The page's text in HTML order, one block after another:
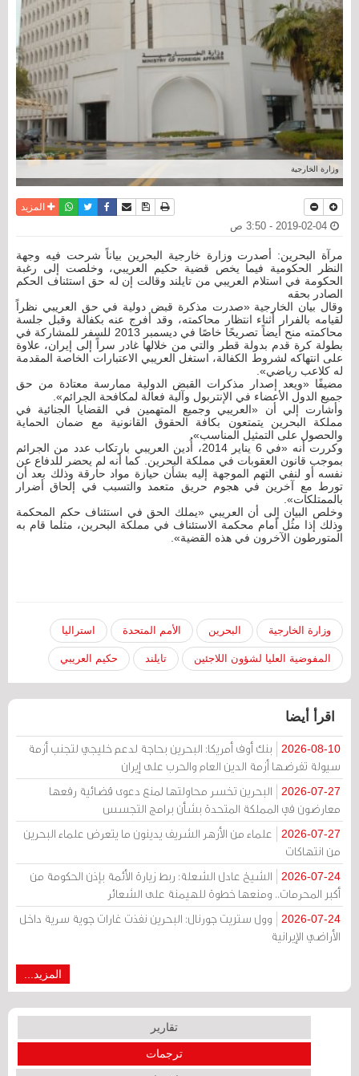
وزارة الخارجية
نسخة للطباعة
حفظ الموضوع
أرسل الى صديق
فيسبوكتويترواتسابالمزيد
مرآة البحرين: أصدرت وزارة خارجية البحرين بياناً شرحت فيه وجهة
النظر الحكومية فيما يخص قضية حكيم العريبي، وخلصت إلى رغبة
الحكومة في استلام العريبي من تايلند وقالت إن له حق استئناف الحكم
الصادر بحقه
وقال بيان الخارجية «صدرت مذكرة قبض دولية في حق العريبي نظراً
لقيامه بالفرار أثناء انتظار محاكمته، وقد أفرج عنه بكفالة وقبل جلسة
محاكمته منح أيضاً تصريحًا خاصًا في ديسمبر 2013 للسفر للمشاركة في
بطولة كرة قدم بدولة قطر والتي من خلالها غادر سراً إلى إيران، علاوة
على انتهاكه لشروط الكفالة، استغل العريبي الاعتبارات الخاصة المقدمة
له كلاعب رياضي».
مضيفًا «ويعد إصدار مذكرات القبض الدولية ممارسة معتادة من حق
جميع الدول الأعضاء في الإنتربول وآلية فعالة لمكافحة الجرائم».
وأشارت إلي أن «العريبي وجميع المتهمين في القضايا الجنائية في
مملكة البحرين يتمتعون بكافة الحقوق القانونية مع ضمان الحماية
والحصول على التمثيل المناسب».
وكررت أنه «في 6 يناير 2014، أُدين العريبي بارتكاب عدد من الجرائم
بموجب قانون العقوبات في مملكة البحرين. كما أنه لم يحضر للدفاع عن
نفسه أو لنفي التهم الموجهة إليه بشأن حيازة مواد حارقة وذلك بعد أن
تورط مع آخرين في هجوم حريق متعمد والتسبب في إلحاق أضرار
بالممتلكات».
وخلص البيان إلى أن العريبي «يملك الحق في استئناف حكم المحكمة
وذلك إذا مثُل أمام محكمة الاستئناف في مملكة البحرين، مثلما قام به
المتورطون الآخرون في هذه القضية».
وزارة الخارجية البحرين الأمم المتحدة استراليا
المفوضية العليا لشؤون اللاجئين تايلند حكيم العريبي
اقرأ أيضا
2026-08-10
بنك أوف أمريكا: البحرين بحاجة لدعم خليجي لتجنب أزمة
سيولة تفرضها أزمة الدين العام والحرب على إيران
2026-07-27
البحرين تخسر محاولتها لمنع دعوى قضائية رفعها
معارضون في المملكة المتحدة بشأن برامج التجسس
2026-07-27
علماء من الأزهر الشريف يدينون ما يتعرض علماء البحرين
من انتهاكات
2026-07-24
الشيخ عادل الشعلة: ربط زيارة الأئمة بإذن الحكومة من
أكبر المحرمات.. ومنعها خطوة للهيمنة على الشعائر
2026-07-24
وول ستريت جورنال: البحرين نفذت غارات جوية سرية داخل
الأراضي الإيرانية
المزيد...
تقارير
ترجمات